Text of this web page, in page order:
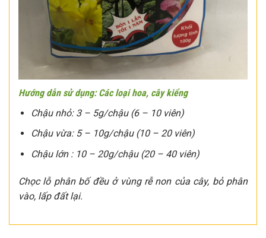
Hướng dẫn sử dụng:Các loại hoa, cây kiểng
Chậu nhỏ: 3 – 5g/chậu (6 – 10 viên)
Chậu vừa: 5 – 10g/chậu (10 – 20 viên)
Chậu lớn : 10 – 20g/chậu (20 – 40 viên)
Chọc lỗ phân bố đều ở vùng rễ non của cây, bỏ phân
vào, lấp đất lại.